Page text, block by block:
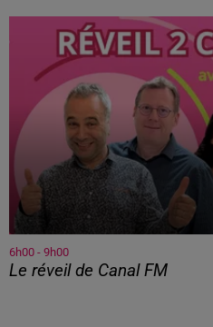
6h00 - 9h00
Le réveil de Canal FM